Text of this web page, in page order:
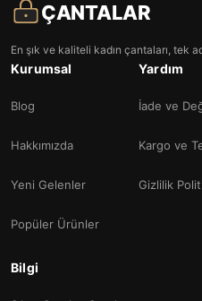
ÇANTALAR
En şık ve kaliteli kadın çantaları, tek
Kurumsal
Blog
Hakkımızda
Yeni Gelenler
Popüler Ürünler
Yardım
İade ve
Kargo ve
Gizlilik
Bilgi